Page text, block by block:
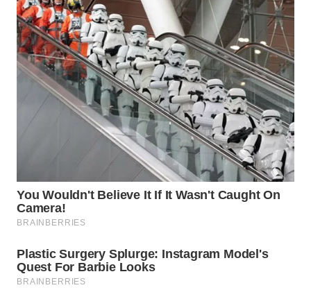
SUKABUMI
WN
PURWAKARTA
WN
PRIANGAN
WN
SOLO
WN
BOROBUDUR